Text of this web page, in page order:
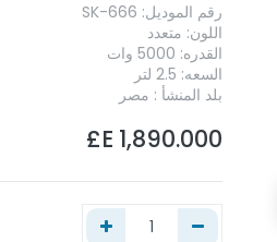
رقم الموديل: SK-666
اللون: متعدد
القدره: 5000 وات
السعه: 2.5 لتر
بلد المنشأ : مصر
1,890.000